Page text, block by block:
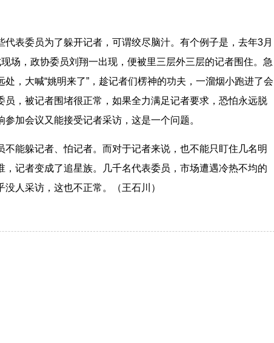
表委员为了躲开记者，可谓绞尽脑汁。有个例子是，去年3月
场，政协委员刘翔一出现，便被里三层外三层的记者围住。急
，大喊“姚明来了”，趁记者们楞神的功夫，一溜烟小跑进了会
员，被记者围堵很正常，如果全力满足记者要求，恐怕永远脱
加会议又能接受记者采访，这是一个问题。
能躲记者、怕记者。而对于记者来说，也不能只盯住几名明
，记者变成了追星族。几千名代表委员，市场遭遇冷热不均的
人采访，这也不正常。（王石川）